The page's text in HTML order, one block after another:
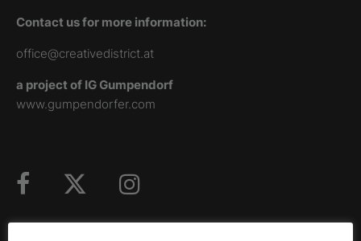
Contact us for more information:
office@creativedistrict.at
a project of IG Gumpendorf
www.gumpendorfer.com